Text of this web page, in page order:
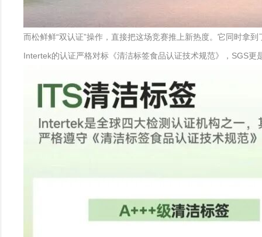
而松鲜鲜“双认证”操作，直接把这场竞赛推上新热度。它同时拿
Intertek的认证严格对标《清洁标签食品认证技术规范》，SGS